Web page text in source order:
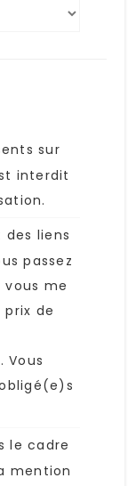
sur
interdit
liens
passez
me
de
Vous
le cadre
mention